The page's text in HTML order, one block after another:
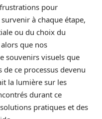
pour
à chaque étape,
ou du choix du
que nos
souvenirs visuels que
ce processus devenu
la lumière sur les
durant ce
pratiques et des